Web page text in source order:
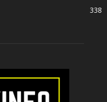
338